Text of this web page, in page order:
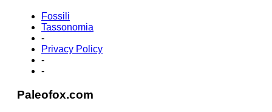
Fossili
Tassonomia
-
Privacy Policy
-
-
Paleofox.com